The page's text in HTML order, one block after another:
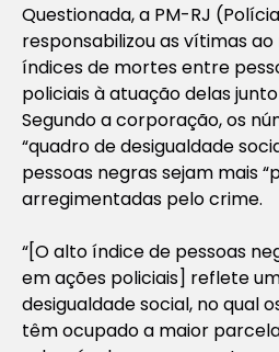
Questionada, a PM-RJ
responsabilizou as vítimas
índices de mortes entre
policiais à atuação delas
Segundo a corporação, os
“quadro de desigualdade
pessoas negras sejam mais
arregimentadas pelo crime.
“[O alto índice de pessoas
em ações policiais] reflete
desigualdade social, no qual
têm ocupado a maior